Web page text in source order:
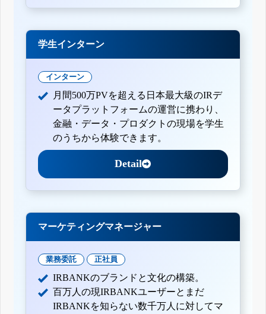
学生インターン
インターン
月間500万PVを超える日本最大級のIRデ
ータプラットフォームの運営に携わり、
金融・データ・プロダクトの現場を学生
のうちから体験できます。
Detail
マーケティングマネージャー
業務委託 正社員
IRBANKのブランドと文化の構築。
百万人の現IRBANKユーザーとまだ
IRBANKを知らない数千万人に対してマ